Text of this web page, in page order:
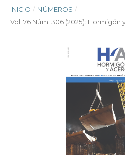
INICIO / NÚMEROS /
Vol. 76 Núm. 306 (2025): Hormigón